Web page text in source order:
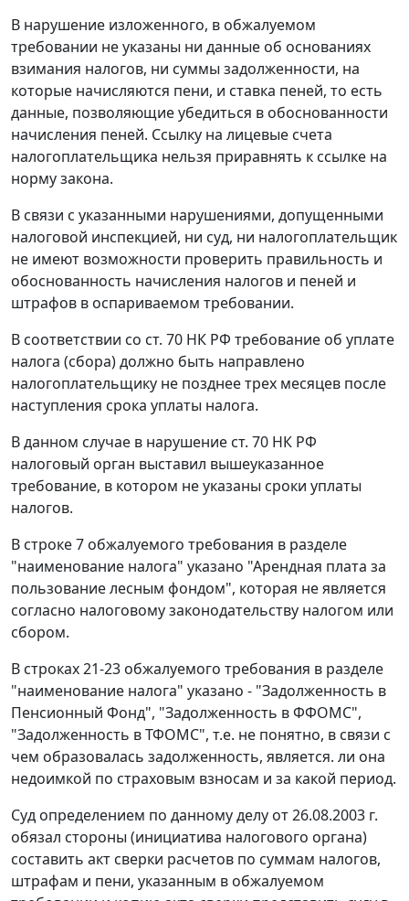
В нарушение изложенного, в обжалуемом
требовании не указаны ни данные об основаниях
взимания налогов, ни суммы задолженности, на
которые начисляются пени, и ставка пеней, то есть
данные, позволяющие убедиться в обоснованности
начисления пеней. Ссылку на лицевые счета
налогоплательщика нельзя приравнять к ссылке на
норму закона.
В связи с указанными нарушениями, допущенными
налоговой инспекцией, ни суд, ни налогоплательщик
не имеют возможности проверить правильность и
обоснованность начисления налогов и пеней и
штрафов в оспариваемом требовании.
В соответствии со ст. 70 НК РФ требование об уплате
налога (сбора) должно быть направлено
налогоплательщику не позднее трех месяцев после
наступления срока уплаты налога.
В данном случае в нарушение ст. 70 НК РФ
налоговый орган выставил вышеуказанное
требование, в котором не указаны сроки уплаты
налогов.
В строке 7 обжалуемого требования в разделе
"наименование налога" указано "Арендная плата за
пользование лесным фондом", которая не является
согласно налоговому законодательству налогом или
сбором.
В строках 21-23 обжалуемого требования в разделе
"наименование налога" указано - "Задолженность в
Пенсионный Фонд", "Задолженность в ФФОМС",
"Задолженность в ТФОМС", т.е. не понятно, в связи с
чем образовалась задолженность, является. ли она
недоимкой по страховым взносам и за какой период.
Суд определением по данному делу от 26.08.2003 г.
обязал стороны (инициатива налогового органа)
составить акт сверки расчетов по суммам налогов,
штрафам и пени, указанным в обжалуемом